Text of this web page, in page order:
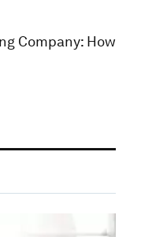
Company: How